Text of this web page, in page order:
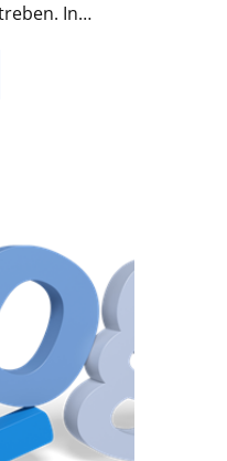
In…